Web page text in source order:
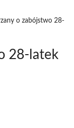
o zabójstwo 28-
28-latek